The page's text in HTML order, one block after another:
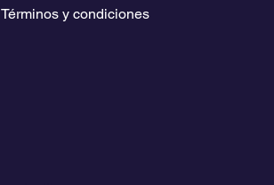
Términos y condiciones